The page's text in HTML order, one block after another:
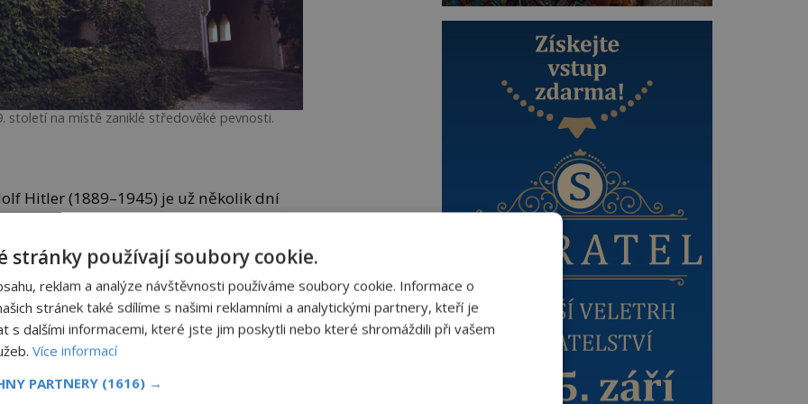
století na místě zaniklé středověké pevnosti.
Hitler (1889–1945) je už několik dní
poslední líté bitvy s nacisty. Právě
uvědomí, že příslušníci SS, kteří je
a vysílají jednoho ze svých řad,
vyhledat pomoc. Vězeň šlape
koho potká. V tom trhne řídítky.
německého
stránky používají soubory cookie.
reklam a analýze návštěvnosti používáme soubory cookie. Informace o
stránek také sdílíme s našimi reklamními a analytickými partnery, kteří je
s dalšími informacemi, které jste jim poskytli nebo které shromáždili při vašem
Více informací
PARTNERY (1616) →